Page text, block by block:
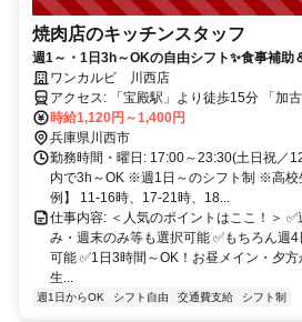
焼肉店のキッチンスタッフ
週1～・1日3h～OKの自由シフト✨食事補助
ワンカルビ 川西店
アクセス: 「宝殿駅」より徒歩15分 「加古川駅」より徒歩24分 「日
岡駅」より自転車17分 ※自転車通勤OK ※
時給1,120円～1,400円
兵庫県川西市
勤務時間・曜日: 17:00～23:30(土日祝／
内で3h～OK ※週1日～のシフト制 ※高校
例】 11-16時、17-21時、18...
仕事内容: ＜人気のポイントはここ！＞
み・週末のみ等も選択可能 ✅もちろん週
可能 ✅1日3時間～OK！お昼メイン・夕
生...
週1日からOK シフト自由 交通費支給 シフト制